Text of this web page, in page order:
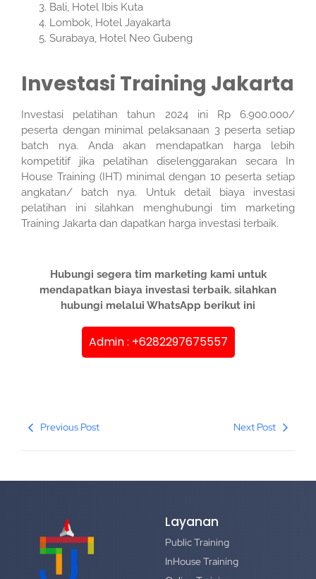
Bali, Hotel Ibis Kuta
Lombok, Hotel Jayakarta
Surabaya, Hotel Neo Gubeng
Investasi Training Jakarta
Investasi pelatihan tahun 2024 ini Rp 6.900.000/
peserta dengan minimal pelaksanaan 3 peserta setiap
batch nya. Anda akan mendapatkan harga lebih
kompetitif jika pelatihan diselenggarakan secara In
House Training (IHT) minimal dengan 10 peserta setiap
angkatan/ batch nya. Untuk detail biaya investasi
pelatihan ini silahkan menghubungi tim marketing
Training Jakarta dan dapatkan harga investasi terbaik.
Hubungi segera tim marketing kami untuk
mendapatkan biaya investasi terbaik. silahkan
hubungi melalui WhatsApp berikut ini
Admin : +6282297675557
Previous Post Next Post
Layanan
Public Training
InHouse Training